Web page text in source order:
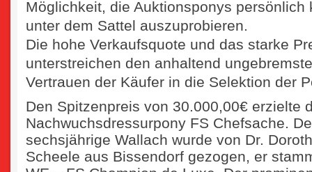
Möglichkeit, die Auktionsponys persönlich
unter dem Sattel auszuprobieren.
Die hohe Verkaufsquote und das starke
unterstreichen den anhaltend
Vertrauen der Käufer in die Selektion der
Den Spitzenpreis von 30.000,00€ erzielte
Nachwuchsdressurpony FS Chefsache.
sechsjährige Wallach wurde von Dr.
Scheele aus Bissendorf gezogen, er